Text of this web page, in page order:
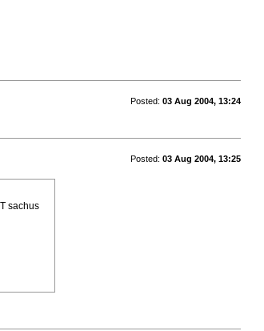
Posted: 03 Aug 2004, 13:24
Posted: 03 Aug 2004, 13:25
sachus